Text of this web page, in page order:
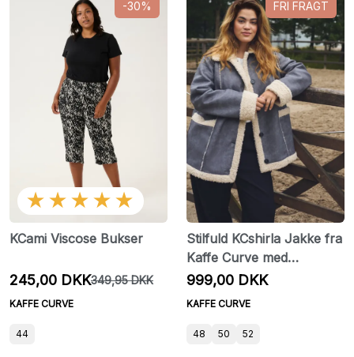
-30%
★★★★★
KCami Viscose Bukser
245,00 DKK349,95 DKK
KAFFE CURVE
44
FRI FRAGT
Stilfuld KCshirla Jakke fra
Kaffe Curve med
knaplukning
999,00 DKK
KAFFE CURVE
48 50 52